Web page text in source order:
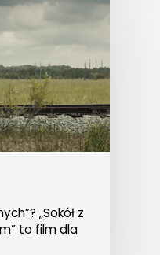
„Sokół z
to film dla